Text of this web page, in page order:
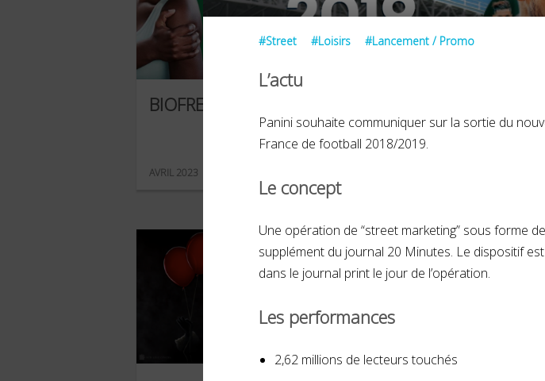
BIOFREEZE
AVRIL 2023
#Street #Loisirs #Lancement / Promo
L’actu
Panini souhaite communiquer sur la sortie du
France de football 2018/2019.
Le concept
Une opération de “street marketing” sous forme
supplément du journal 20 Minutes. Le dispositif
dans le journal print le jour de l’opération.
Les performances
2,62 millions de lecteurs touchés